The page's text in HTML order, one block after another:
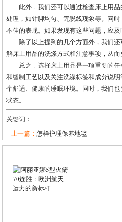
此外，我们还可以通过检查床上用
处理，如针脚均匀、无脱线现象等。同
不佳的表现。如果发现有这些问题，应及
除了以上提到的几个方面外，我们
解床上用品的洗涤方式和注意事项，从而
总之，选择床上用品是一项重要的
和缝制工艺以及关注洗涤标签和成分说
个舒适、健康的睡眠环境。同时，我们
状态。
关键词：
上一篇： 怎样护理保养地毯